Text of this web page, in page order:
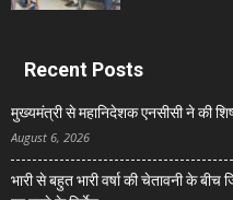
Recent Posts
मुख्यमंत्री से महानिदेशक एनसीसी ने की
August 6, 2026
भारी से बहुत भारी वर्षा की चेतावनी के